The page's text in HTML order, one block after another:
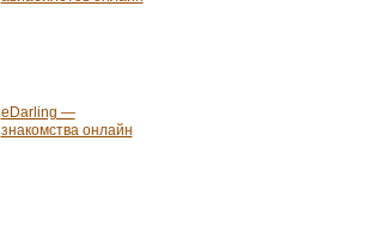
eDarling —
знакомства онлайн